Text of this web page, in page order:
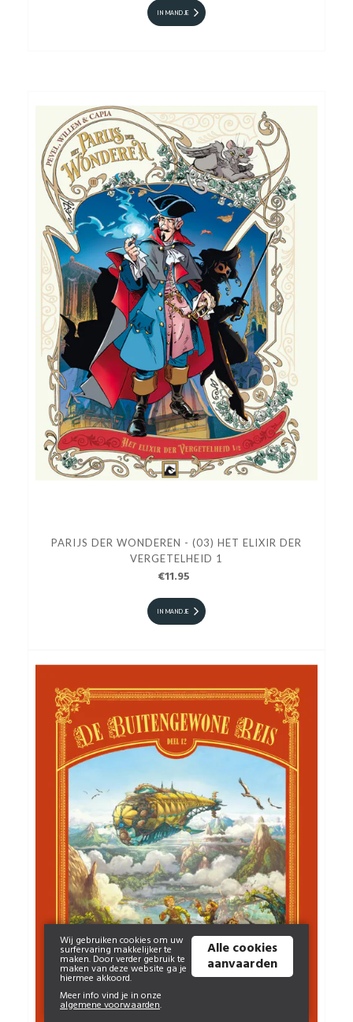
IN MANDJE
PARIJS DER WONDEREN - (03) HET ELIXIR DER
VERGETELHEID 1
€11.95
IN MANDJE
Wij gebruiken cookies om uw
surfervaring makkelijker te
maken. Door verder gebruik te
maken van deze website ga je
hiermee akkoord.
Meer info vind je in onze
algemene voorwaarden.
Alle cookies
aanvaarden